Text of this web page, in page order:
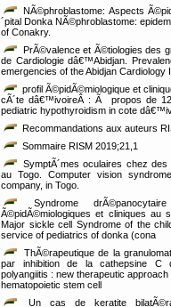
NÃ©phroblastome: Aspects
´pital Donka NÃ©phroblastome:
of Conakry.
PrÃ©valence et Ã©tiologies des
de Cardiologie dâ€™Abidjan.
emergencies of the Abidjan Cardiology
profil Ã©pidÃ©miologique et
cÃ´te dâ€™ivoireÂ : Ã propos de
pediatric hypothyroidism in cote
Recommandations aux auteurs
Sommaire RISM 2019;21,1
SymptÃ´mes oculaires chez
au Togo. Computer vision
company, in Togo.
Syndrome
Ã©pidÃ©miologiques et cliniques au
Major sickle cell Syndrome of the
service of pediatrics of donka (cona
ThÃ©rapeutique de la
par inhibition de la cathepsine C
polyangiitis : new therapeutic
hematopoietic stem cell
Un cas de keratite